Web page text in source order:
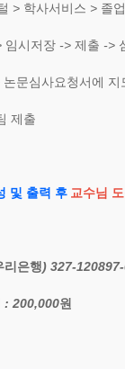
> 학사서비스 > 졸
임시저장 -> 제출 ->
논문심사요청서에
제출
및 출력 후 교수님
리은행) 327-
: 200,000원